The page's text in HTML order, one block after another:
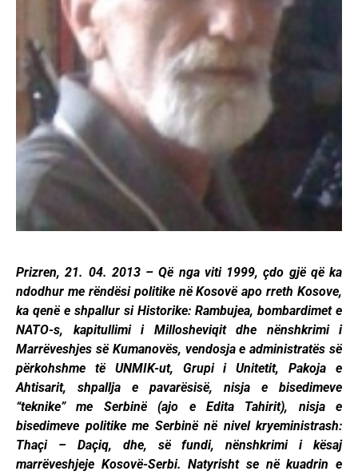
Prizren, 21. 04. 2013 – Që nga viti 1999, çdo gjë që ka
ndodhur me rëndësi politike në Kosovë apo rreth Kosove,
ka qenë e shpallur si Historike: Rambujea, bombardimet e
NATO-s, kapitullimi i Millosheviqit dhe nënshkrimi i
Marrëveshjes së Kumanovës, vendosja e administratës së
përkohshme të UNMIK-ut, Grupi i Unitetit, Pakoja e
Ahtisarit, shpallja e pavarësisë, nisja e bisedimeve
“teknike” me Serbinë (ajo e Edita Tahirit), nisja e
bisedimeve politike me Serbinë në nivel kryeministrash:
Thaçi – Daçiq, dhe, së fundi, nënshkrimi i kësaj
marrëveshjeje Kosovë-Serbi. Natyrisht se në kuadrin e